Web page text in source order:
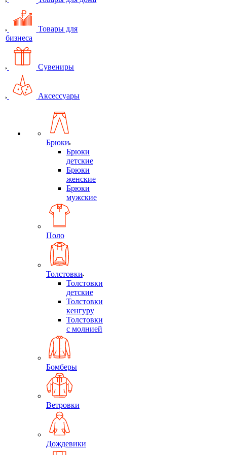
Товары для
бизнеса
Сувениры
Аксессуары
Брюки
Брюки
детские
Брюки
женские
Брюки
мужские
Поло
Толстовки
Толстовки
детские
Толстовки
кенгуру
Толстовки
с молнией
Бомберы
Ветровки
Дождевики